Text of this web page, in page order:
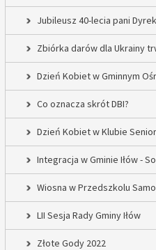
Jubileusz 40-lecia pani
Zbiórka darów dla Ukrainy
Dzień Kobiet w Gminnym
Co oznacza skrót DBI?
Dzień Kobiet w Klubie
Integracja w Gminie Iłów -
Wiosna w Przedszkolu
LII Sesja Rady Gminy Iłów
Złote Gody 2022